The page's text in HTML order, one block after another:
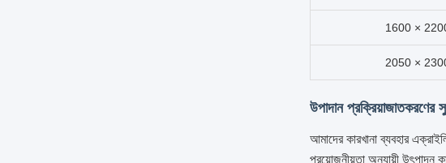
1600 × 2200
2050 × 2300
উপাদান প্রক্রিয়াজাতকরণের
আমাদের কারখানা ব্যবহার
প্রয়োজনীয়তা অনুযায়ী উৎপাদন